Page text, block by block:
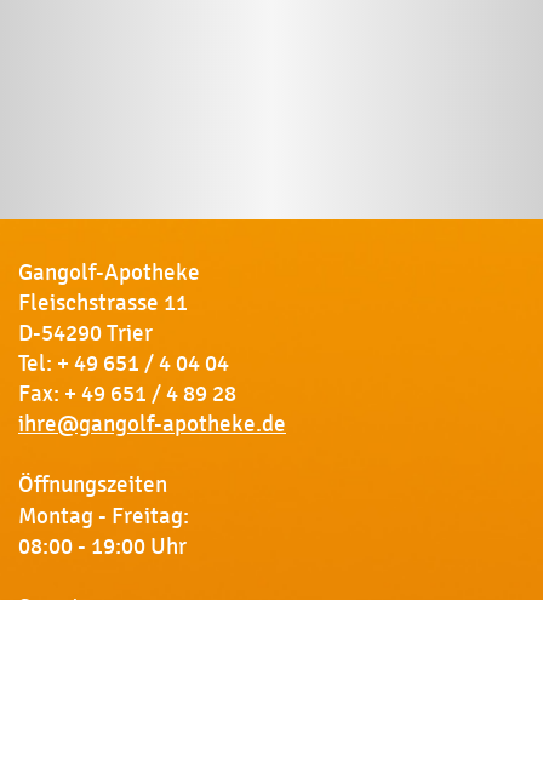
Gangolf-Apotheke
Fleischstrasse 11
D-54290 Trier
Tel: + 49 651 / 4 04 04
Fax: + 49 651 / 4 89 28
ihre@gangolf-apotheke.de
Öffnungszeiten
Montag - Freitag:
08:00 - 19:00 Uhr
Samstag: